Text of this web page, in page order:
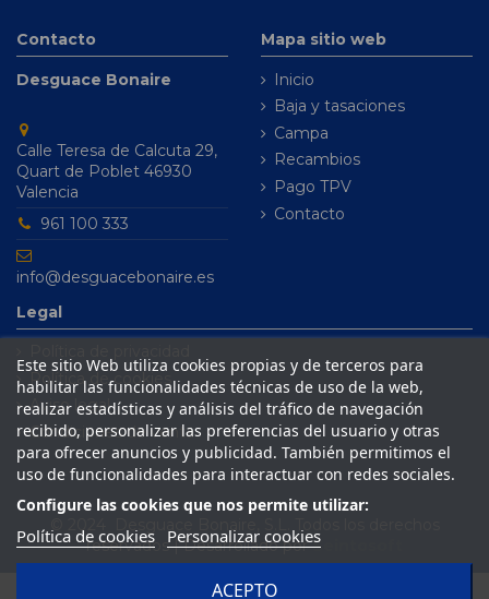
Contacto
Desguace Bonaire
Calle Teresa de Calcuta 29,
Quart de Poblet 46930
Valencia
961 100 333
info@desguacebonaire.es
Mapa sitio web
Inicio
Baja y tasaciones
Campa
Recambios
Pago TPV
Contacto
Legal
Política de cookies
Aviso legal
Condiciones de venta
Este sitio Web utiliza cookies propias y de terceros para
habilitar las funcionalidades técnicas de uso de la web,
realizar estadísticas y análisis del tráfico de navegación
recibido, personalizar las preferencias del usuario y otras
para ofrecer anuncios y publicidad. También permitimos el
uso de funcionalidades para interactuar con redes sociales.
Configure las cookies que nos permite utilizar:
Política de cookies Personalizar cookies
ACEPTO
reservados | Desarrollado porSeintosoft